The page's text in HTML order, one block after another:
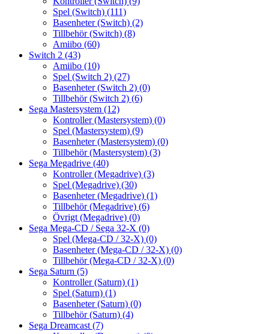
Spel (Switch) (111)
Basenheter (Switch) (2)
Tillbehör (Switch) (8)
Amiibo (60)
Switch 2 (43)
Amiibo (10)
Spel (Switch 2) (27)
Basenheter (Switch 2) (0)
Tillbehör (Switch 2) (6)
Sega Mastersystem (12)
Kontroller (Mastersystem) (0)
Spel (Mastersystem) (9)
Basenheter (Mastersystem) (0)
Tillbehör (Mastersystem) (3)
Sega Megadrive (40)
Kontroller (Megadrive) (3)
Spel (Megadrive) (30)
Basenheter (Megadrive) (1)
Tillbehör (Megadrive) (6)
Övrigt (Megadrive) (0)
Sega Mega-CD / Sega 32-X (0)
Spel (Mega-CD / 32-X) (0)
Basenheter (Mega-CD / 32-X) (0)
Tillbehör (Mega-CD / 32-X) (0)
Sega Saturn (5)
Kontroller (Saturn) (1)
Spel (Saturn) (1)
Basenheter (Saturn) (0)
Tillbehör (Saturn) (4)
Sega Dreamcast (7)